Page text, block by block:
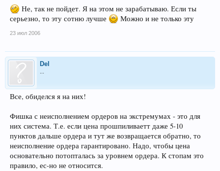
Не, так не пойдет. Я на этом не зарабатываю. Если ты
серьезно, то эту сотню лучше
Можно и не только эту
23 июл 2006
Del
Все, обиделся я на них!
Фишка с неисполнением ордеров на экстремумах - это для
них система. Т.е. если цена прошпиливаетт даже 5-10
пунктов дальше ордера и тут же возвращается обратно, то
неисполнение ордера гарантировано. Надо, чтобы цена
основательно потопталась за уровнем ордера. К стопам это
правило, ес-но не относится.